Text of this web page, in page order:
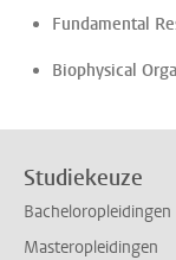
Fundamental
Biophysical
Studiekeuze
Bacheloropleidingen
Masteropleidingen